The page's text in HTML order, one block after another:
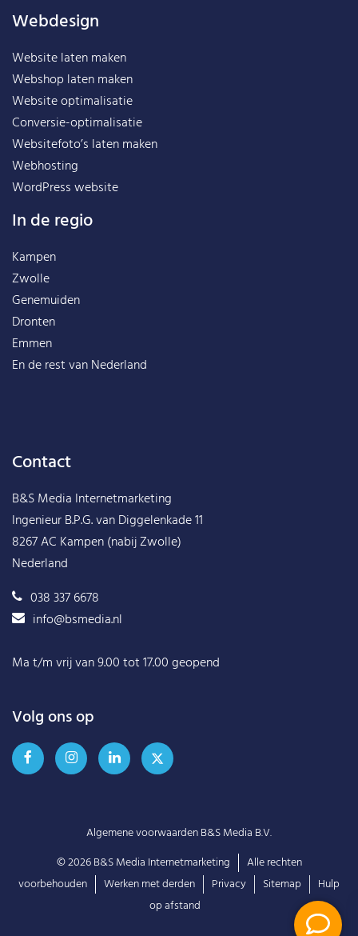
Webdesign
Website laten maken
Webshop laten maken
Website optimalisatie
Conversie-optimalisatie
Websitefoto’s laten maken
Webhosting
WordPress website
In de regio
Kampen
Zwolle
Genemuiden
Dronten
Emmen
En de rest vanNederland
Contact
B&S Media Internetmarketing
Ingenieur B.P.G. van Diggelenkade 11
8267 AC Kampen (nabij Zwolle)
Nederland
038 337 6678
info@bsmedia.nl
Ma t/m vrij van 9.00 tot 17.00 geopend
Volg ons op
Algemene voorwaarden B&S Media B.V.
© 2026B&S Media Internetmarketing
Alle rechten
voorbehouden
Werken met derden Privacy Sitemap
Hulp
op afstand